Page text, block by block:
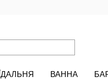
ЇДАЛЬНЯ ВАННА